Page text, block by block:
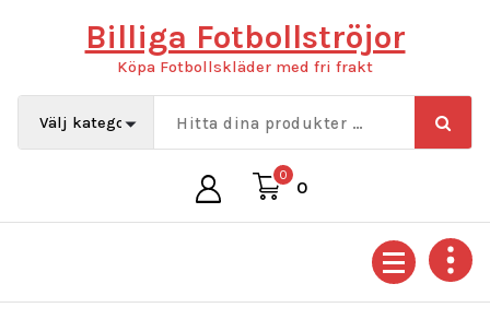
Billiga Fotbollströjor
Köpa Fotbollskläder med fri frakt
0
0